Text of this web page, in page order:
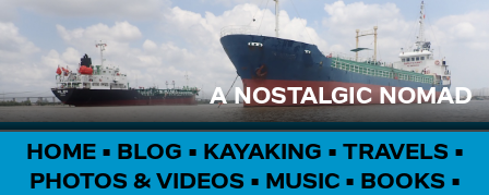
A NOSTALGIC NOMAD
HOME• BLOG • KAYAKING • TRAVELS •
PHOTOS & VIDEOS • MUSIC• BOOKS •